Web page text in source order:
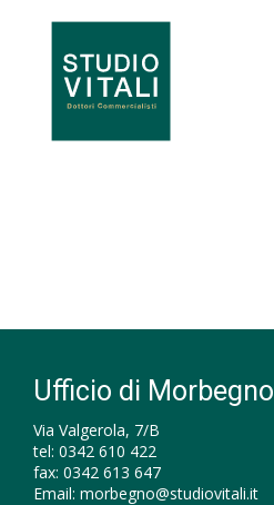
Ufficio di Morbegno
Via Valgerola, 7/B
tel: 0342 610 422
fax: 0342 613 647
Email: morbegno@studiovitali.it